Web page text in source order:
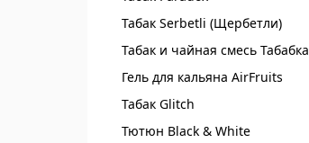
Табак Serbetli (Щербетли)
Табак и чайная смесь Табабка
Гель для кальяна AirFruits
Табак Glitch
Тютюн Black & White